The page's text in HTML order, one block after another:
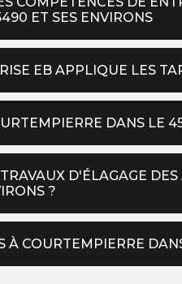
ET SES ENVIRONS
EB APPLIQUE LES
DANS LE
D'ÉLAGAGE
?
À COURTEMPIERRE